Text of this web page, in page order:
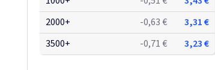
2000+
-0,63 €
3,31 €
3500+
-0,71 € 3,23 €